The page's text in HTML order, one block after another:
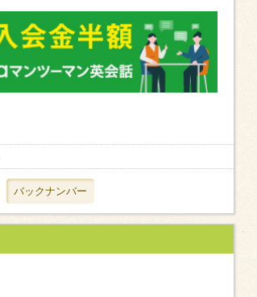
バックナンバー